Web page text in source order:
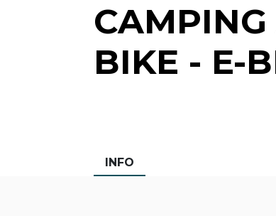
BIKE - E-
INFO